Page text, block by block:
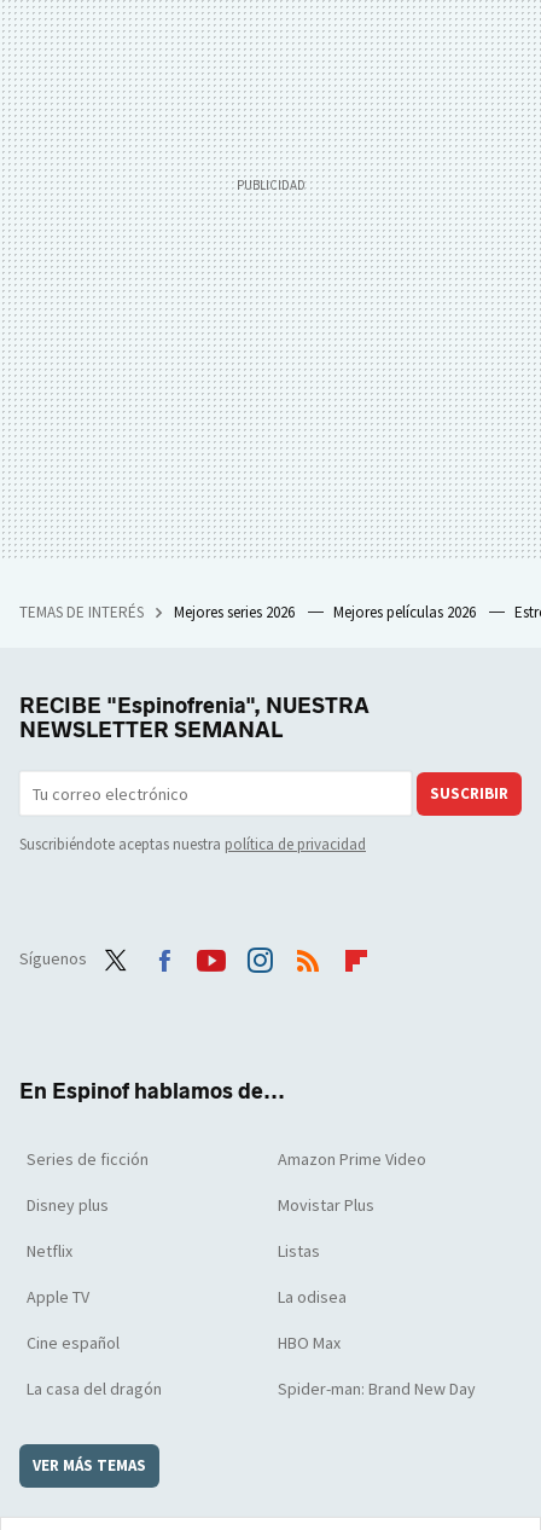
TEMAS DE INTERÉS Mejores series 2026 Mejores películas 2026
RECIBE "Espinofrenia", NUESTRA
NEWSLETTER SEMANAL
SUSCRIBIR
Suscribiéndote aceptas nuestra política de privacidad
Síguenos
En Espinof hablamos de...
Series de ficción Amazon Prime Video
Disney plus Movistar Plus
Netflix Listas
Apple TV La odisea
Cine español HBO Max
La casa del dragón Spider-man: Brand New Day
VER MÁS TEMAS